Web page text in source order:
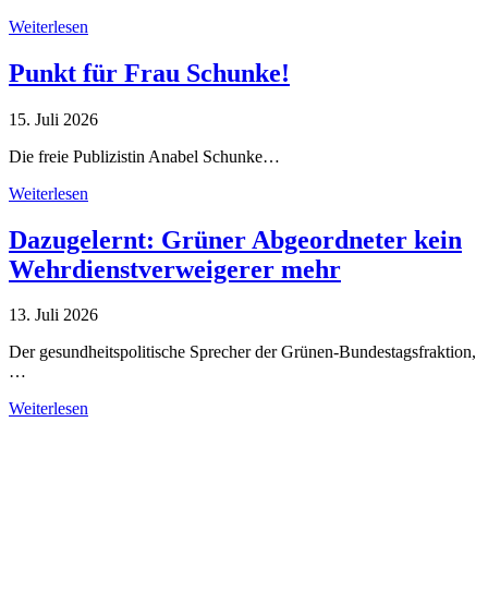
Weiterlesen
Punkt für Frau Schunke!
15. Juli 2026
Die freie Publizistin Anabel Schunke…
Weiterlesen
Dazugelernt: Grüner Abgeordneter kein
Wehrdienstverweigerer mehr
13. Juli 2026
Der gesundheitspolitische Sprecher der Grünen-Bundestagsfraktion,
…
Weiterlesen